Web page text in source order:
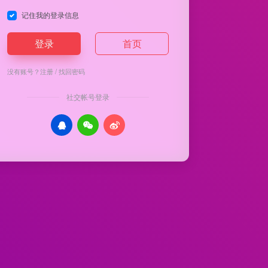
记住我的登录信息
登录 首页
没有账号？注册/找回密码
社交帐号登录